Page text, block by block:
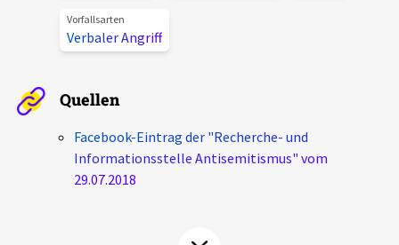
Podcasts
Unterstützer_innen
chronik.LE in der Presse
Vorfallsarten
Verbaler Angriff
Quellen
Facebook-Eintrag der "Recherche- und
Informationsstelle Antisemitismus" vom
29.07.2018